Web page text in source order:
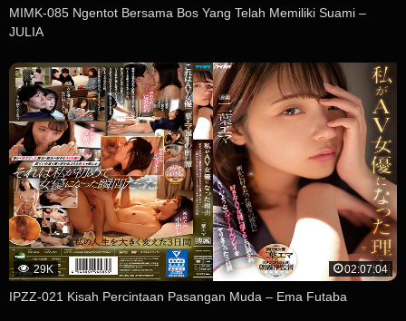
MIMK-085 Ngentot Bersama Bos Yang Telah Memiliki Suami –
JULIA
29K 02:07:04
IPZZ-021 Kisah Percintaan Pasangan Muda – Ema Futaba